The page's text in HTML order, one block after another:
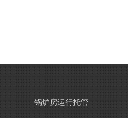
锅炉房运行托管